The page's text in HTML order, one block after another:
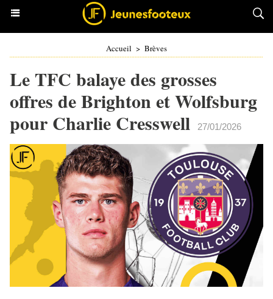
Accueil > Brèves
Le TFC balaye des grosses
offres de Brighton et Wolfsburg
pour Charlie Cresswell
27/01/2026